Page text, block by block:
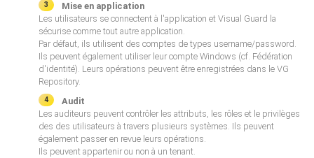
Mise en application
Les utilisateurs se connectent à l'application et Visual Guard la
sécurise comme tout autre application.
Par défaut, ils utilisent des comptes de types username/password.
Ils peuvent également utiliser leur compte Windows (cf. Fédération
d'identité). Leurs opérations peuvent être enregistrées dans le VG
Repository.
Audit
Les auditeurs peuvent contrôler les attributs, les rôles et le privilèges
des des utilisateurs à travers plusieurs systèmes. Ils peuvent
également passer en revue leurs opérations.
Ils peuvent appartenir ou non à un tenant.